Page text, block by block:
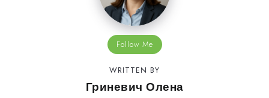
Follow Me
WRITTEN BY
Гриневич Олена